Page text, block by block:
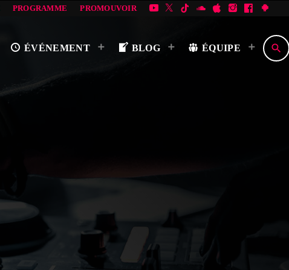
PROGRAMME PROMOUVOIR
ÉVÉNEMENT BLOG ÉQUIPE search